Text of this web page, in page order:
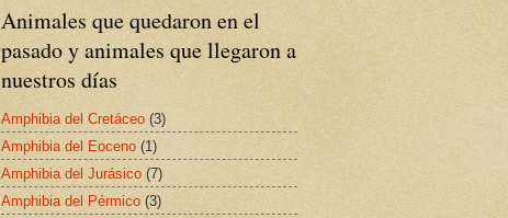
Animales que quedaron en el
pasado y animales que llegaron a
nuestros días
Amphibia del Cretáceo (3)
Amphibia del Eoceno (1)
Amphibia del Jurásico (7)
Amphibia del Pérmico (3)